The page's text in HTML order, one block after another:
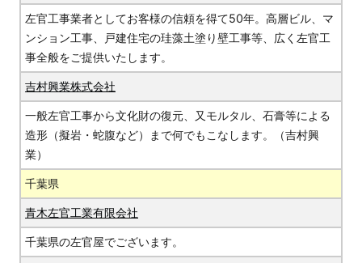
左官工事業者としてお客様の信頼を得て50年。高層ビル、マ
ンション工事、戸建住宅の珪藻土塗り壁工事等、広く左官工
事全般をご提供いたします。
吉村興業株式会社
一般左官工事から文化財の復元、又モルタル、石膏等による
造形（擬岩・蛇腹など）まで何でもこなします。（吉村興
業）
千葉県
青木左官工業有限会社
千葉県の左官屋でございます。